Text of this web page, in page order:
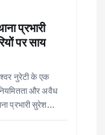
प्रभारी
पर साय
नुरेटी के एक
और अवैध
प्रभारी सुरेश…